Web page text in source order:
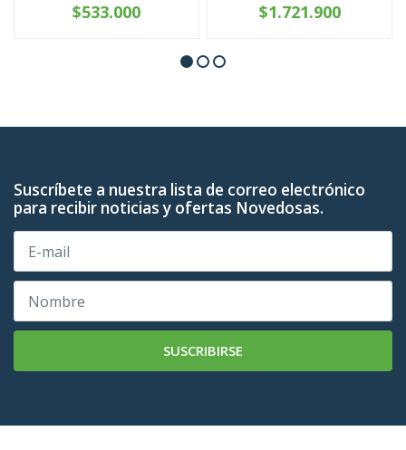
$533.000 $1.721.900
Suscríbete a nuestra lista de correo electrónico
para recibir noticias y ofertas Novedosas.
SUSCRIBIRSE